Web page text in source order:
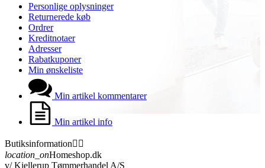
Personlige oplysninger
Returnerede køb
Ordrer
Kreditnotaer
Adresser
Rabatkuponer
Min ønskeliste
Min artikel kommentarer
Min artikel info
Butiksinformation 
location_onHomeshop.dk
v/ Kjellerup Tømmerhandel A/S